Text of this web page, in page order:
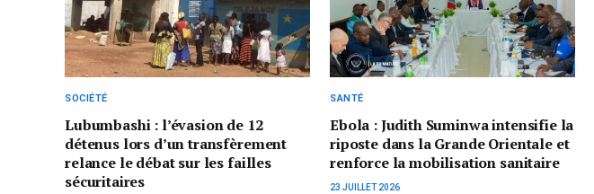
SOCIÉTÉ
Lubumbashi : l’évasion de 12
détenus lors d’un transfèrement
relance le débat sur les failles
sécuritaires
SANTÉ
Ebola : Judith Suminwa intensifie la
riposte dans la Grande Orientale et
renforce la mobilisation sanitaire
23 JUILLET 2026